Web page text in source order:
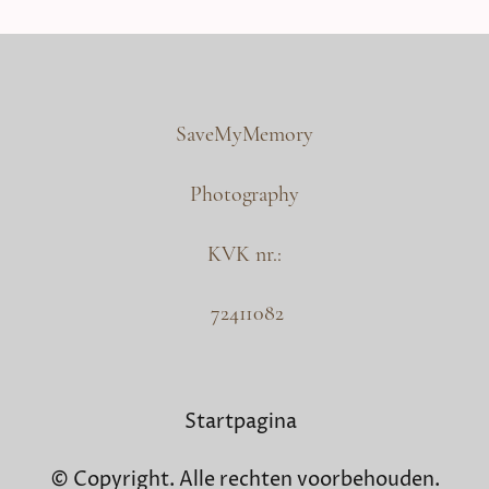
SaveMyMemory
Photography
KVK nr.:
72411082
Startpagina
© Copyright. Alle rechten voorbehouden.